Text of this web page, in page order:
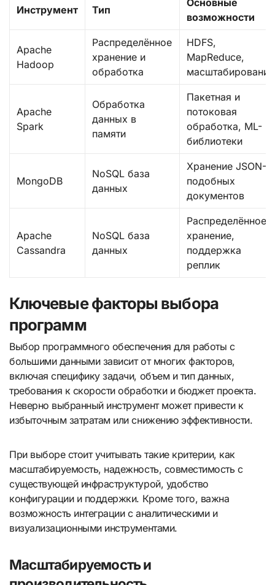
Инструмент Тип
возможности
Apache
Hadoop
Распределённое
хранение и
обработка
HDFS,
MapReduce,
масштабирование
Apache
Spark
Обработка
данных в
памяти
Пакетная и
потоковая
обработка, ML-
библиотеки
MongoDB
NoSQL база
данных
Хранение JSON-
подобных
документов
Apache
Cassandra
NoSQL база
данных
Распределённое
хранение,
поддержка
реплик
Ключевые факторы выбора
программ
Выбор программного обеспечения для работы с
большими данными зависит от многих факторов,
включая специфику задачи, объем и тип данных,
требования к скорости обработки и бюджет проекта.
Неверно выбранный инструмент может привести к
избыточным затратам или снижению эффективности.
При выборе стоит учитывать такие критерии, как
масштабируемость, надежность, совместимость с
существующей инфраструктурой, удобство
конфигурации и поддержки. Кроме того, важна
возможность интеграции с аналитическими и
визуализационными инструментами.
Масштабируемость и